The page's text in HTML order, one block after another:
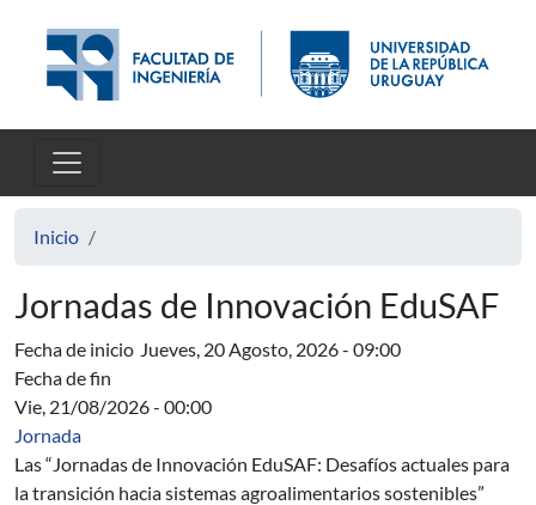
Inicio
Jornadas de Innovación EduSAF
Fecha de inicio Jueves, 20 Agosto, 2026 - 09:00
Fecha de fin
Vie, 21/08/2026 - 00:00
Jornada
Las “Jornadas de Innovación EduSAF: Desafíos actuales para
la transición hacia sistemas agroalimentarios sostenibles”